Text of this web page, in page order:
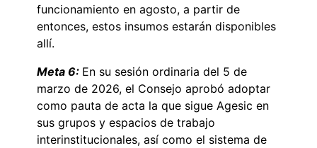
funcionamiento en agosto, a partir de
entonces, estos insumos estarán disponibles
allí.
Meta 6: En su sesión ordinaria del 5 de
marzo de 2026, el Consejo aprobó adoptar
como pauta de acta la que sigue Agesic en
sus grupos y espacios de trabajo
interinstitucionales, así como el sistema de